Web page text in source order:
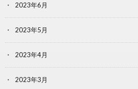
2023年6月
2023年5月
2023年4月
2023年3月